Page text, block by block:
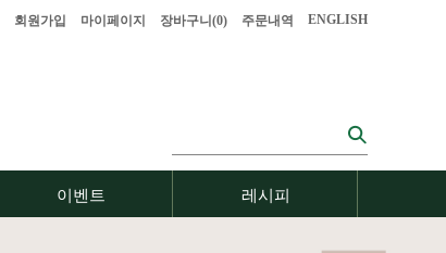
회원가입 마이페이지 장바구니(0) 주문내역 ENGLISH
이벤트 레시피